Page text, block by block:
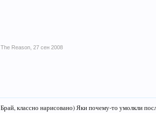
The Reason 27 сен 2008
Брай, классно нарисовано) Яки почему-то умолкли